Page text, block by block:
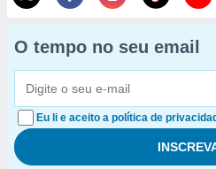
O tempo no seu email
Eu li e aceito a política de